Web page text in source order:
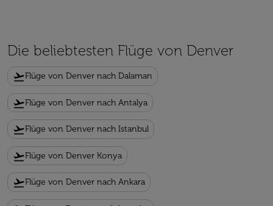
Die beliebtesten Flüge von Denver
flight_takeoffFlüge von Denver nach Dalaman
flight_takeoffFlüge von Denver nach Antalya
flight_takeoffFlüge von Denver nach Istanbul
flight_takeoffFlüge von Denver Konya
flight_takeoffFlüge von Denver nach Ankara